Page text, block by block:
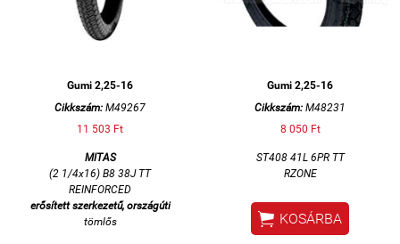
Gumi 2,25-16
Cikkszám: M49267
11 503 Ft
MITAS
(2 1/4x16) B8 38J TT
REINFORCED
erősített szerkezetű, országúti
tömlős
Gumi 2,25-16
Cikkszám: M48231
8 050 Ft
ST408 41L 6PR TT
RZONE
 KOSÁRBA